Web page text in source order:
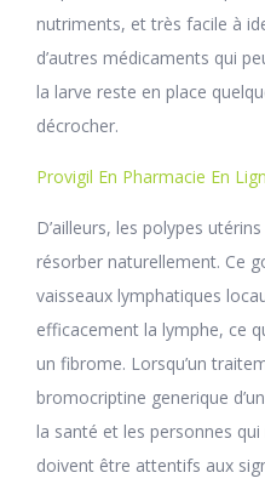
nutriments, et très facile à
d’autres médicaments qui
la larve reste en place
décrocher.
Provigil En Pharmacie En
D’ailleurs, les polypes
résorber naturellement. Ce
vaisseaux lymphatiques
efficacement la lymphe, ce
un fibrome. Lorsqu’un
bromocriptine generique
la santé et les personnes qui
doivent être attentifs aux